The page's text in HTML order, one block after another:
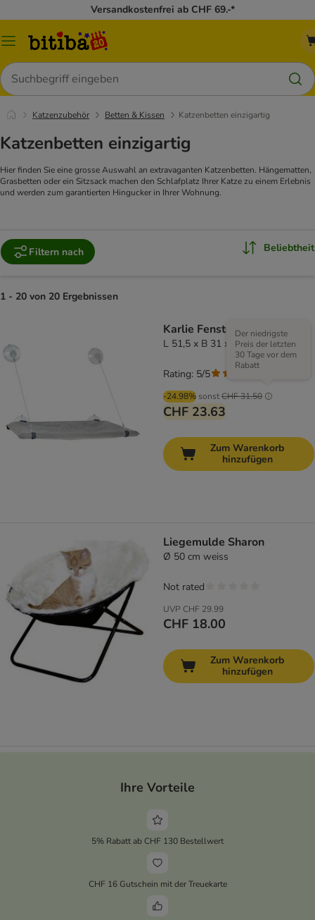
Versandkostenfrei ab CHF 69.-*
Menü
Suchen
Katzenzubehör Betten & Kissen Katzenbetten einzigartig
Katzenbetten einzigartig
Hier finden Sie eine grosse Auswahl an extravaganten Katzenbetten. Hängematten,
Grasbetten oder ein Sitzsack machen den Schlafplatz Ihrer Katze zu einem Erlebnis
und werden zum garantierten Hingucker in Ihrer Wohnung.
Filtern nach Beliebtheit
1 - 20 von 20 Ergebnissen
Karlie Fensterplatz
L 51,5 x B 31 x H 2,5 cm
-24.98% sonstCHF 31.50
Der niedrigste
Preis der letzten
30 Tage vor dem
Rabatt
CHF 23.63
Rating: 5/5
Zum Warenkorb
hinzufügen
Liegemulde Sharon
Ø 50 cm weiss
UVP CHF 29.99
CHF 18.00
Not rated
Zum Warenkorb
hinzufügen
Ihre Vorteile
5% Rabatt ab CHF 130 Bestellwert
CHF 16 Gutschein mit der Treuekarte